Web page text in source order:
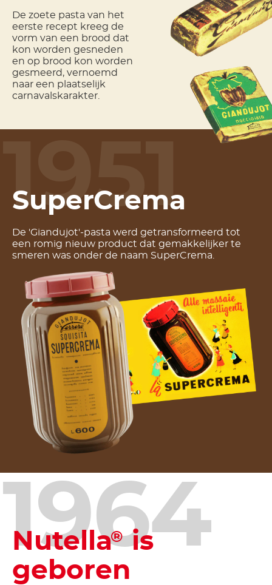
De zoete pasta van het
eerste recept kreeg de
vorm van een brood dat
kon worden gesneden
en op brood kon worden
gesmeerd, vernoemd
naar een plaatselijk
carnavalskarakter.
1951
SuperCrema
De 'Giandujot'-pasta werd getransformeerd tot
een romig nieuw product dat gemakkelijker te
smeren was onder de naam SuperCrema.
1964
Nutella®is
geboren